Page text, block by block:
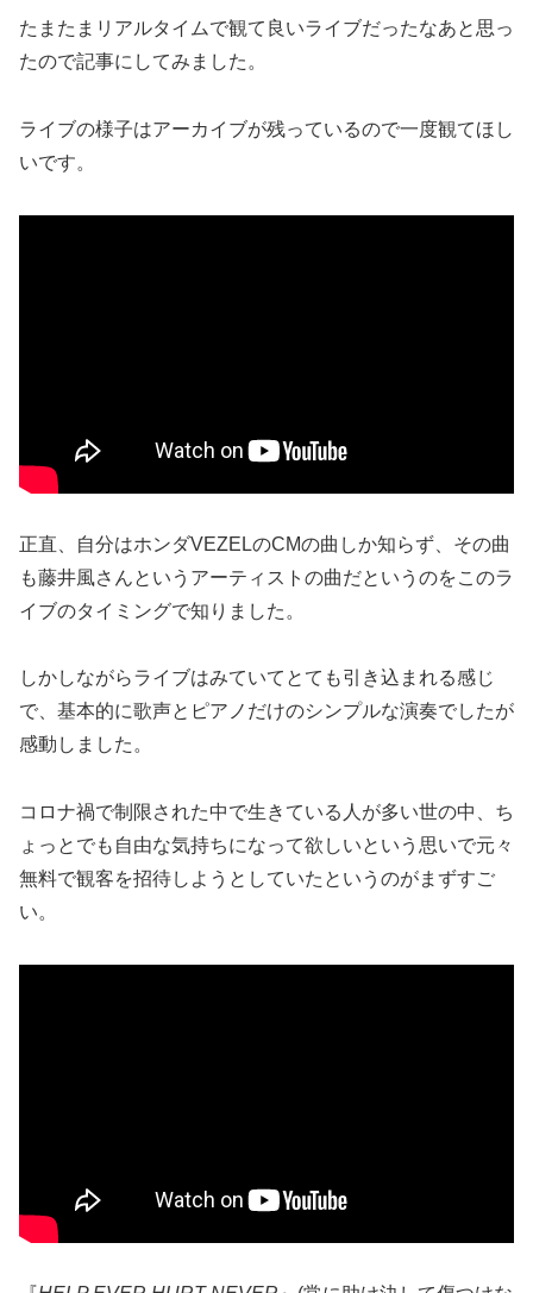
たまたまリアルタイムで観て良いライブだったなあと思っ
たので記事にしてみました。
ライブの様子はアーカイブが残っているので一度観てほし
いです。
正直、自分はホンダVEZELのCMの曲しか知らず、その曲
も藤井風さんというアーティストの曲だというのをこのラ
イブのタイミングで知りました。
しかしながらライブはみていてとても引き込まれる感じ
で、基本的に歌声とピアノだけのシンプルな演奏でしたが
感動しました。
コロナ禍で制限された中で生きている人が多い世の中、ち
ょっとでも自由な気持ちになって欲しいという思いで元々
無料で観客を招待しようとしていたというのがまずすご
い。